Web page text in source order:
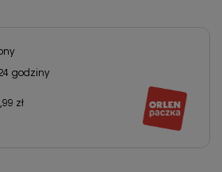
godziny
zł